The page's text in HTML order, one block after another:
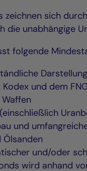
zeichnen sich
die unabhängige
folgende
und dem
und
Ölsanden
und/oder
wird anhand